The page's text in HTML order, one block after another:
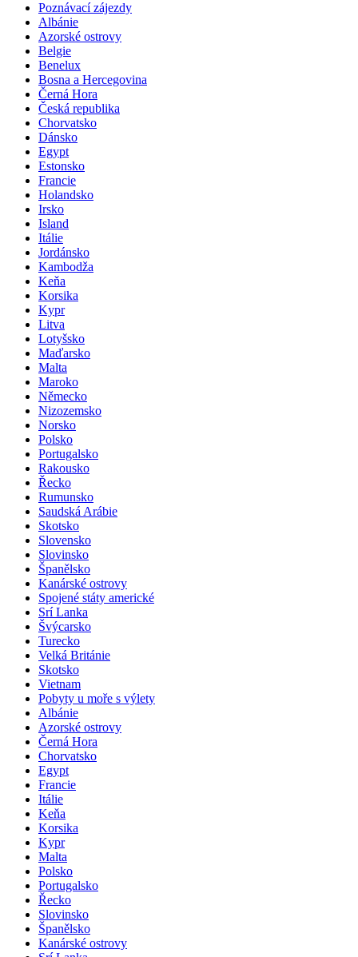
Poznávací zájezdy
Albánie
Azorské ostrovy
Belgie
Benelux
Bosna a Hercegovina
Černá Hora
Česká republika
Chorvatsko
Dánsko
Egypt
Estonsko
Francie
Holandsko
Irsko
Island
Itálie
Jordánsko
Kambodža
Keňa
Korsika
Kypr
Litva
Lotyšsko
Maďarsko
Malta
Maroko
Německo
Nizozemsko
Norsko
Polsko
Portugalsko
Rakousko
Řecko
Rumunsko
Saudská Arábie
Skotsko
Slovensko
Slovinsko
Španělsko
Kanárské ostrovy
Spojené státy americké
Srí Lanka
Švýcarsko
Turecko
Velká Británie
Skotsko
Vietnam
Pobyty u moře s výlety
Albánie
Azorské ostrovy
Černá Hora
Chorvatsko
Egypt
Francie
Itálie
Keňa
Korsika
Kypr
Malta
Polsko
Portugalsko
Řecko
Slovinsko
Španělsko
Kanárské ostrovy